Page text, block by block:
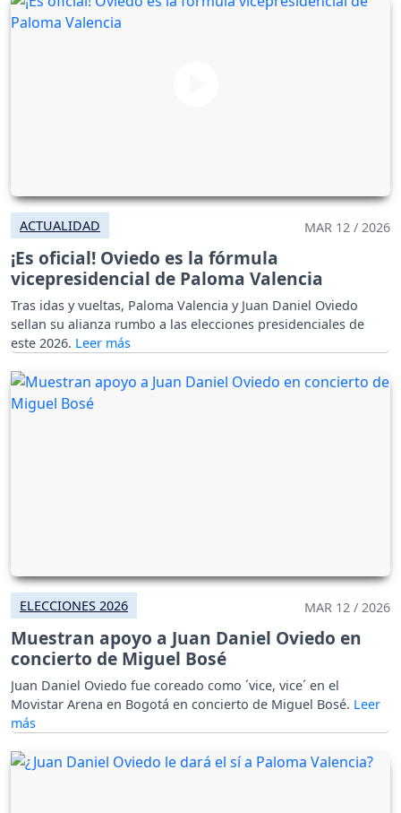
ACTUALIDAD MAR 12 / 2026
¡Es oficial! Oviedo es la fórmula
vicepresidencial de Paloma Valencia
Tras idas y vueltas, Paloma Valencia y Juan Daniel Oviedo
sellan su alianza rumbo a las elecciones presidenciales de
este 2026.
ELECCIONES 2026 MAR 12 / 2026
Muestran apoyo a Juan Daniel Oviedo en
concierto de Miguel Bosé
Juan Daniel Oviedo fue coreado como ´vice, vice´ en el
Movistar Arena en Bogotá en concierto de Miguel Bosé.